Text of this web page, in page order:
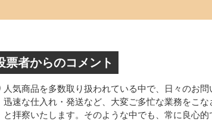
票者からのコメント
人気商品を多数取り扱われている中で、日々のお
迅速な仕入れ・発送など、大変ご多忙な業務をこな
と拝察いたします。そのような中でも、常に良心的